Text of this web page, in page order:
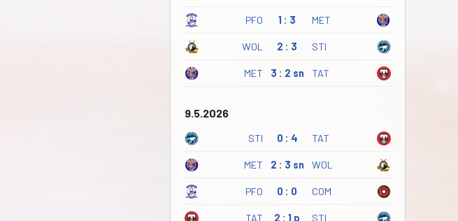
PFO 1 : 3 MET
WOL 2 : 3 STI
MET 3 : 2 sn TAT
9.5.2026
STI 0 : 4 TAT
MET 2 : 3 sn WOL
PFO 0 : 0 COM
TAT 2 : 1 p STI